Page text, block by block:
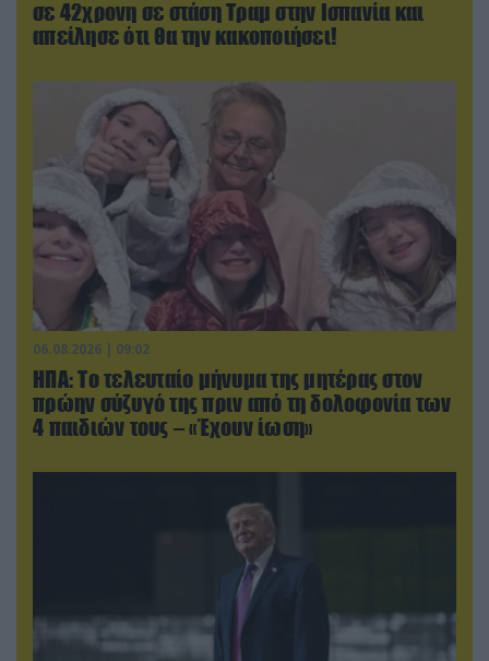
σε 42χρονη σε στάση Τραμ στην Ισπανία και
απείλησε ότι θα την κακοποιήσει!
06.08.2026 | 09:02
ΗΠΑ: Το τελευταίο μήνυμα της μητέρας στον
πρώην σύζυγό της πριν από τη δολοφονία των
4 παιδιών τους – «Έχουν ίωση»